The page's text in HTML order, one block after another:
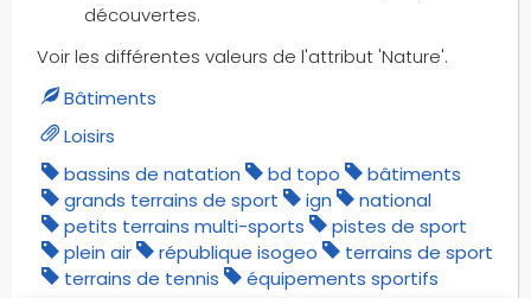
découvertes.
Voir les différentes valeurs de l'attribut 'Nature'.
Bâtiments
Loisirs
bassins de natation
bd topo
bâtiments
grands terrains de sport
ign
national
petits terrains multi-sports
pistes de sport
plein air
république isogeo
terrains de sport
terrains de tennis
équipements sportifs